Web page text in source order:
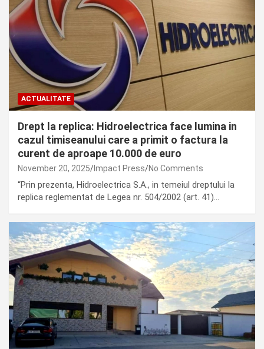
ACTUALITATE
Drept la replica: Hidroelectrica face lumina in
cazul timiseanului care a primit o factura la
curent de aproape 10.000 de euro
November 20, 2025 Impact Press No Comments
“Prin prezenta, Hidroelectrica S.A., in temeiul dreptului la
replica reglementat de Legea nr. 504/2002 (art. 41)…